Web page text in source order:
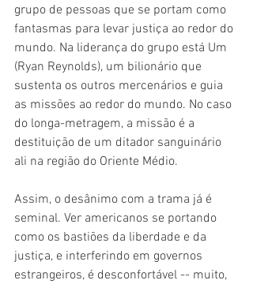
grupo de pessoas que se portam como
fantasmas para levar justiça ao redor do
mundo. Na liderança do grupo está Um
(Ryan Reynolds), um bilionário que
sustenta os outros mercenários e guia
as missões ao redor do mundo. No caso
do longa-metragem, a missão é a
destituição de um ditador sanguinário
ali na região do Oriente Médio.
Assim, o desânimo com a trama já é
seminal. Ver americanos se portando
como os bastiões da liberdade e da
justiça, e interferindo em governos
estrangeiros, é desconfortável -- muito,